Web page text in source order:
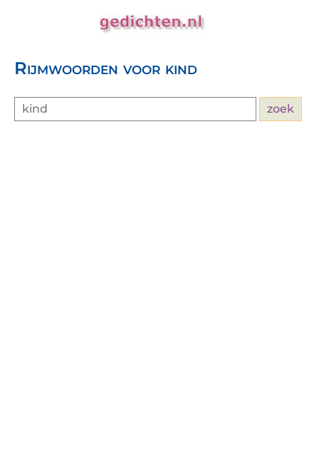
Rijmwoorden voor kind